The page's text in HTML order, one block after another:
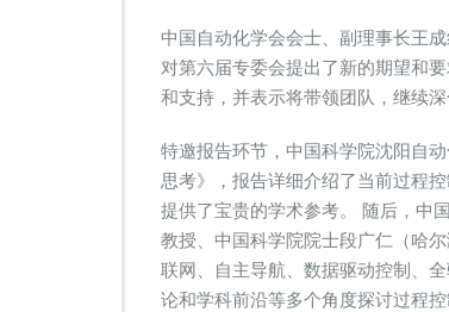
中国自动化学会会士、副理事长王
对第六届专委会提出了新的期望和
和支持，并表示将带领团队，继续
特邀报告环节，中国科学院沈阳自
思考》，报告详细介绍了当前过程
提供了宝贵的学术参考。 随后，中
教授、中国科学院院士段广仁（哈
联网、自主导航、数据驱动控制、
论和学科前沿等多个角度探讨过程